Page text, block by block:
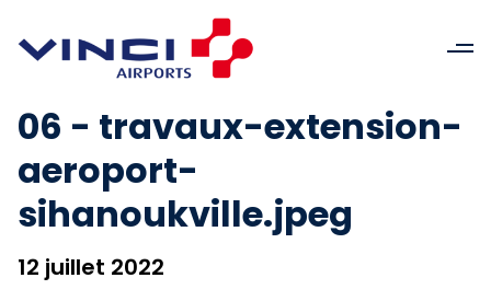
06 - travaux-extension-
aeroport-
sihanoukville.jpeg
12 juillet 2022